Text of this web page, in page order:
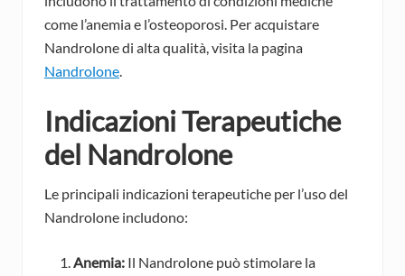
come l’anemia e l’osteoporosi. Per acquistare
Nandrolone di alta qualità, visita la pagina
Nandrolone.
Indicazioni Terapeutiche
del Nandrolone
Le principali indicazioni terapeutiche per l’uso del
Nandrolone includono:
Anemia: Il Nandrolone può stimolare la